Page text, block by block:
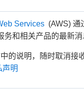
Services (AWS) 通
和相关产品的最新消
声明